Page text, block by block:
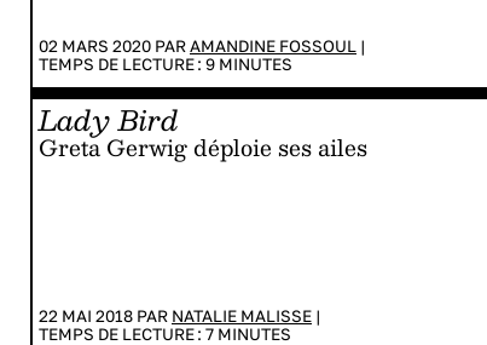
02 MARS 2020 PARAMANDINE FOSSOUL |
TEMPS DE LECTURE : 9 MINUTES
Lady Bird
Greta Gerwig déploie ses ailes
22 MAI 2018 PAR NATALIE MALISSE |
TEMPS DE LECTURE : 7 MINUTES